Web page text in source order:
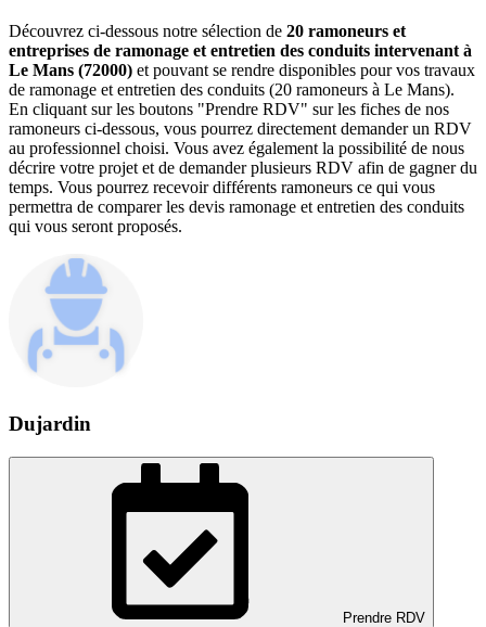
Découvrez ci-dessous notre sélection de 20 ramoneurs et
entreprises de ramonage et entretien des conduits intervenant à
Le Mans (72000) et pouvant se rendre disponibles pour vos travaux
de ramonage et entretien des conduits (20 ramoneurs à Le Mans).
En cliquant sur les boutons "Prendre RDV" sur les fiches de nos
ramoneurs ci-dessous, vous pourrez directement demander un RDV
au professionnel choisi. Vous avez également la possibilité de nous
décrire votre projet et de demander plusieurs RDV afin de gagner du
temps. Vous pourrez recevoir différents ramoneurs ce qui vous
permettra de comparer les devis ramonage et entretien des conduits
qui vous seront proposés.
Dujardin
Prendre RDV